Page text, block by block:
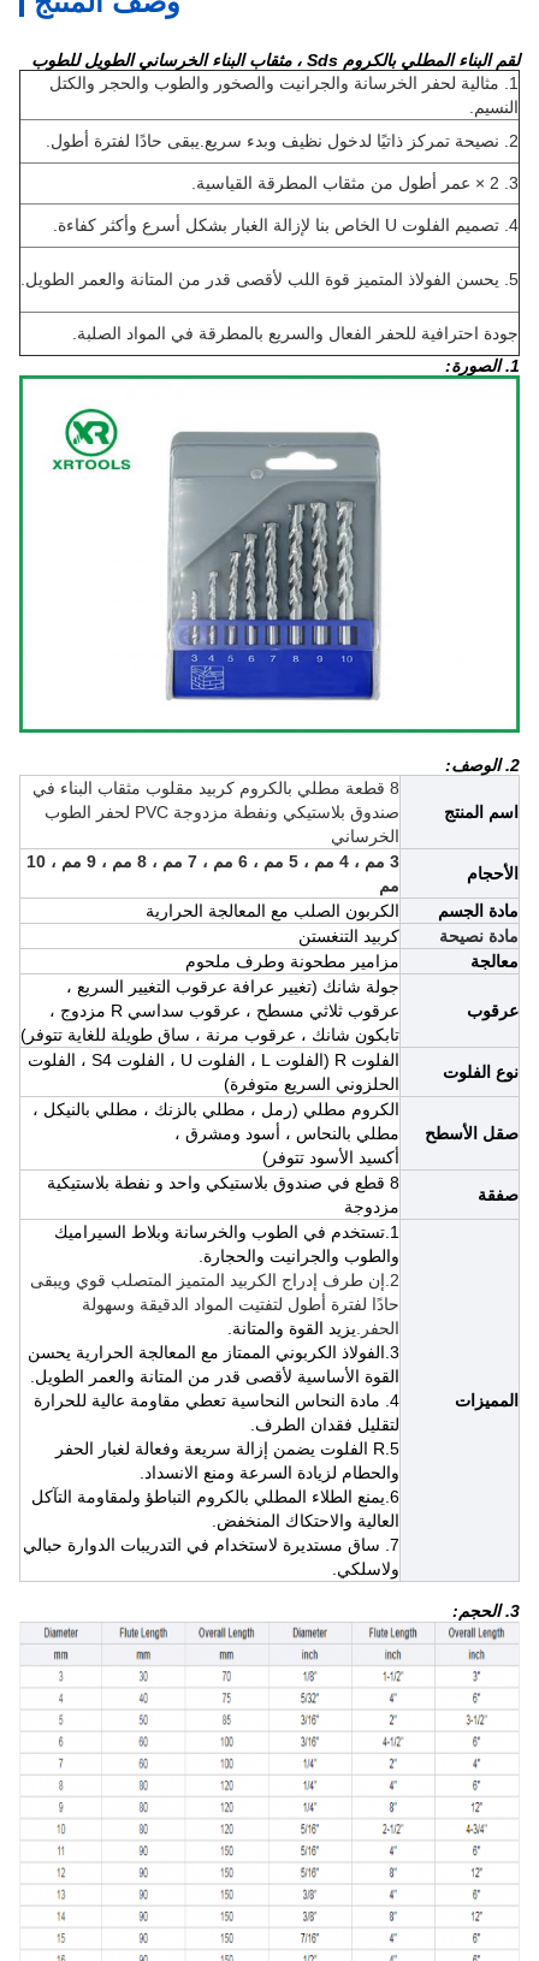
لقم البناء المطلي بالكروم Sds ، مثقاب البناء الخرساني الطويل للطوب
1. مثالية لحفر الخرسانة والجرانيت والصخور والطوب والحجر والكتل
النسيم.
4. تصميم الفلوت U الخاص بنا لإزالة الغبار بشكل أسرع وأكثر كفاءة.
5. يحسن الفولاذ المتميز قوة اللب لأقصى قدر من المتانة والعمر الطويل.
جودة احترافية للحفر الفعال والسريع بالمطرقة في المواد الصلبة.
2. الوصف:
اسم المنتج
8 قطعة مطلي بالكروم كربيد مقلوب مثقاب البناء في
صندوق بلاستيكي ونفطة مزدوجة PVC لحفر الطوب
الخرساني
الأحجام
3 مم ، 4 مم ، 5 مم ، 6 مم ، 7 مم ، 8 مم ، 9 مم ، 10
مم
مادة الجسم
الكربون الصلب مع المعالجة الحرارية
مادة نصيحة
كربيد التنغستن
معالجة
مزامير مطحونة وطرف ملحوم
عرقوب
جولة شانك(تغيير عرافة عرقوب التغيير السريع ،
عرقوب ثلاثي مسطح ، عرقوب سداسي R مزدوج ،
تابكون شانك ، عرقوب مرنة ، ساق طويلة للغاية تتوفر)
نوع الفلوت
الفلوت R (الفلوت L ، الفلوت U ، الفلوت S4 ، الفلوت
الحلزوني السريع متوفرة)
صقل الأسطح
الكروم مطلي (رمل ، مطلي بالزنك ، مطلي بالنيكل ،
مطلي بالنحاس ، أسود ومشرق ،
أكسيد الأسودتتوفر)
صفقة
8 قطع في صندوق بلاستيكي واحد و نفطة بلاستيكية
مزدوجة
المميزات
1.تستخدم في الطوب والخرسانة وبلاط السيراميك
والطوب والجرانيت والحجارة.
2.إن طرف إدراج الكربيد المتميز المتصلب قوي ويبقى
حادًا لفترة أطول لتفتيت المواد الدقيقة وسهولة
الحفر. يزيد القوة والمتانة.
3.الفولاذ الكربوني الممتاز مع المعالجة الحرارية يحسن
القوة الأساسية لأقصى قدر من المتانة والعمر الطويل.
4. مادة النحاس النحاسية تعطي مقاومة عالية للحرارة
لتقليل فقدان الطرف.
5.R الفلوت يضمن إزالة سريعة وفعالة لغبار الحفر
والحطام لزيادة السرعة ومنع الانسداد.
6. يمنع الطلاء المطلي بالكروم التباطؤ ولمقاومة التآكل
العالية والاحتكاك المنخفض.
7. ساق مستديرة لاستخدام في التدريبات الدوارة حبالي
ولاسلكي.
3. الحجم: